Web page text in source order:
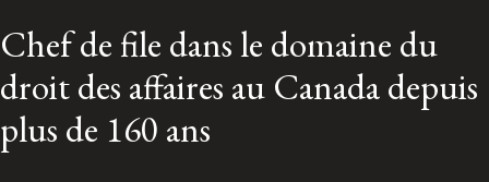
Chef de file dans le domaine du
droit des affaires au Canada depuis
plus de 160 ans